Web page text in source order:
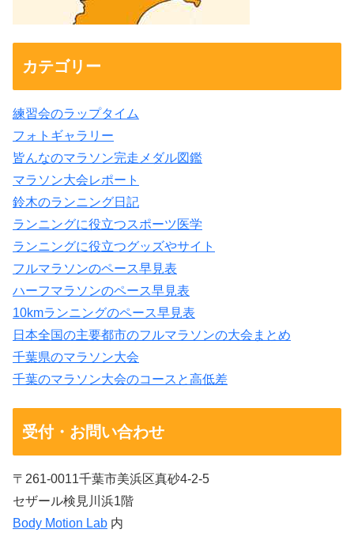
カテゴリー
練習会のラップタイム
フォトギャラリー
皆んなのマラソン完走メダル図鑑
マラソン大会レポート
鈴木のランニング日記
ランニングに役立つスポーツ医学
ランニングに役立つグッズやサイト
フルマラソンのペース早見表
ハーフマラソンのペース早見表
10kmランニングのペース早見表
日本全国の主要都市のフルマラソンの大会まとめ
千葉県のマラソン大会
千葉のマラソン大会のコースと高低差
受付・お問い合わせ
〒261-0011千葉市美浜区真砂4-2-5
セザール検見川浜1階
Body Motion Lab 内